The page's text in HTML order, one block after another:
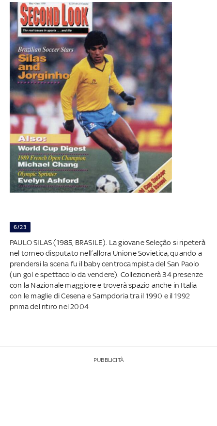
6/23
PAULO SILAS (1985, BRASILE). La giovane Seleção si ripeterà
nel torneo disputato nell’allora Unione Sovietica, quando a
prendersi la scena fu il baby centrocampista del San Paolo
(un gol e spettacolo da vendere). Collezionerà 34 presenze
con la Nazionale maggiore e troverà spazio anche in Italia
con le maglie di Cesena e Sampdoria tra il 1990 e il 1992
prima del ritiro nel 2004
PUBBLICITÀ